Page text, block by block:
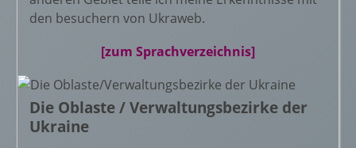
den besuchern von Ukraweb.
[zum Sprachverzeichnis]
Die Oblaste / Verwaltungsbezirke der
Ukraine